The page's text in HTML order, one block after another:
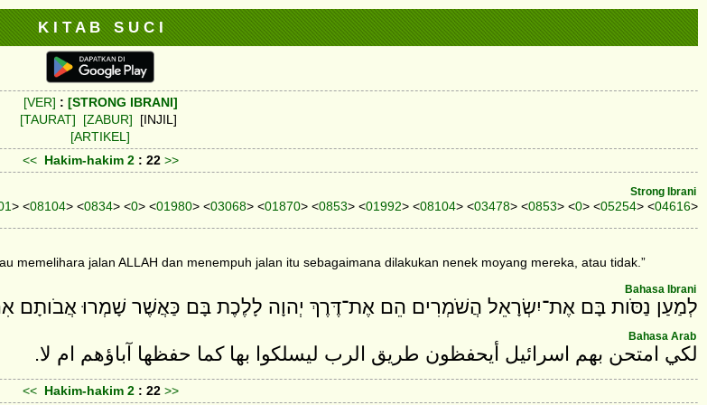
K I T A B S U C I
[VER] : [STRONG IBRANI]
[TAURAT]
[ZABUR] [INJIL]
[ARTIKEL]
<< Hakim-hakim 2 : 22 >>
Strong Ibrani
> <08104> <0834> <0> <01980> <03068> <01870> <0853> <01992> <08104> <03478> <0853> <0> <05254> <04616>
memelihara jalan ALLAH dan menempuh jalan itu sebagaimana dilakukan nenek moyang mereka, atau tidak.”
Bahasa Ibrani
לְמַעַן נַסֹּות בָּם אֶת־יִשְׂרָאֵל הֲשֹׁמְרִים הֵם אֶת־דֶּרֶךְ יְהוָה לָלֶכֶת בָּם כַּאֲשֶׁר שָׁמְרוּ אֲבֹותָם
Bahasa Arab
لكي امتحن بهم اسرائيل أيحفظون طريق الرب ليسلكوا بها كما حفظها آباؤهم ام لا.
<< Hakim-hakim 2 : 22 >>